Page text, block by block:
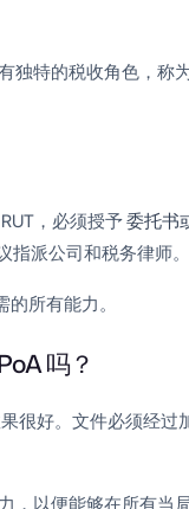
独特的税收角色，称
，必须授予委托书
指派公司和税务律师。
所有能力。
吗？
很好。文件必须经过
，以便能够在所有当